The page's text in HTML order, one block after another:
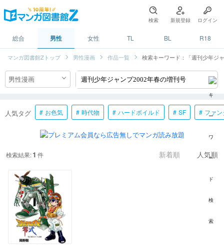
検索 新規登録 ログイン
総合 男性 女性 TL BL R18
マンガ図書館Zトップ 男性漫画 作品一覧 検索キーワード：「週刊少年ジ
人気タグ お色気 時代物 ハードボイルド SF ファ
検索結果:1 件 新着順 人気順